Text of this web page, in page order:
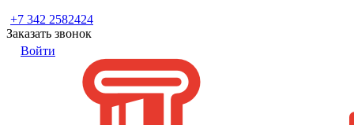
+7 342 2582424
Заказать звонок
Войти